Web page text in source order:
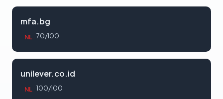
mfa.bg
NL 70/100
unilever.co.id
NL 100/100